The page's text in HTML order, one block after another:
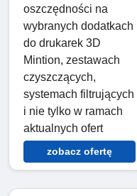
oszczędności na
wybranych dodatkach
do drukarek 3D
Mintion, zestawach
czyszczących,
systemach filtrujących
i nie tylko w ramach
aktualnych ofert
zobacz ofertę